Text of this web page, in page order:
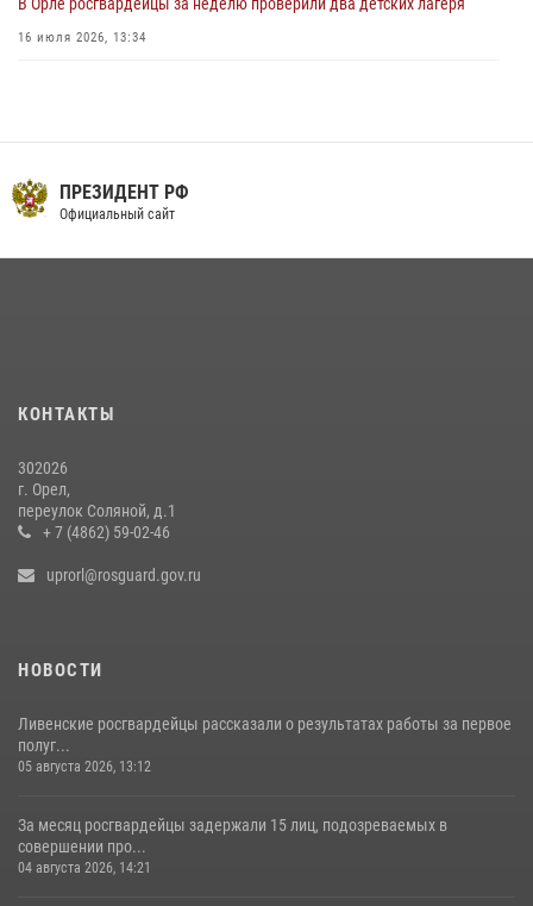
16 июля 2026, 13:34
13 июля 2026, 14:29
На брифинге росгвардейцы рассказали орловцам об изменениях в
законодательстве, регулирующем оборот оружия
15 июля 2026, 14:49
ПРЕЗИДЕНТ РФ
Официальный сайт
КОНТАКТЫ
302026
г. Орел,
переулок Соляной, д.1
+ 7 (4862) 59-02-46
uprorl@rosguard.gov.ru
НОВОСТИ
Ливенские росгвардейцы рассказали о результатах работы за первое
полуг...
05 августа 2026, 13:12
За месяц росгвардейцы задержали 15 лиц, подозреваемых в
совершении про...
04 августа 2026, 14:21